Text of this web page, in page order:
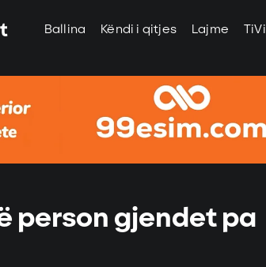
Ballina Këndi i qitjes Lajme TiVi
person gjendet pa